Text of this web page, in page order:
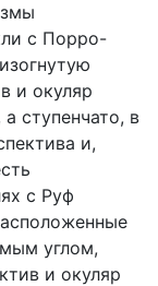
с Порро-
и окуляр
ступенчато, в
и,
с Руф
углом,
и окуляр